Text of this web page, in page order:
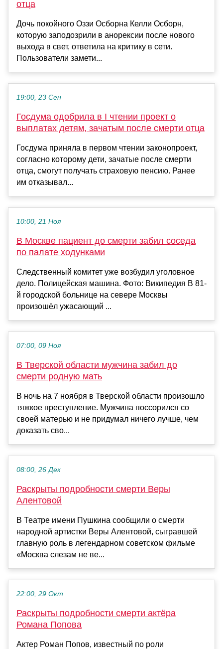
отца
Дочь покойного Оззи Осборна Келли Осборн,
которую заподозрили в анорексии после нового
выхода в свет, ответила на критику в сети.
Пользователи замети...
19:00, 23 Сен
Госдума одобрила в I чтении проект о
выплатах детям, зачатым после смерти отца
Госдума приняла в первом чтении законопроект,
согласно которому дети, зачатые после смерти
отца, смогут получать страховую пенсию. Ранее
им отказывал...
10:00, 21 Ноя
В Москве пациент до смерти забил соседа
по палате ходунками
Следственный комитет уже возбудил уголовное
дело. Полицейская машина. Фото: Википедия В 81-
й городской больнице на севере Москвы
произошёл ужасающий ...
07:00, 09 Ноя
В Тверской области мужчина забил до
смерти родную мать
В ночь на 7 ноября в Тверской области произошло
тяжкое преступление. Мужчина поссорился со
своей матерью и не придумал ничего лучше, чем
доказать сво...
08:00, 26 Дек
Раскрыты подробности смерти Веры
Алентовой
В Театре имени Пушкина сообщили о смерти
народной артистки Веры Алентовой, сыгравшей
главную роль в легендарном советском фильме
«Москва слезам не ве...
22:00, 29 Окт
Раскрыты подробности смерти актёра
Романа Попова
Актер Роман Попов, известный по роли